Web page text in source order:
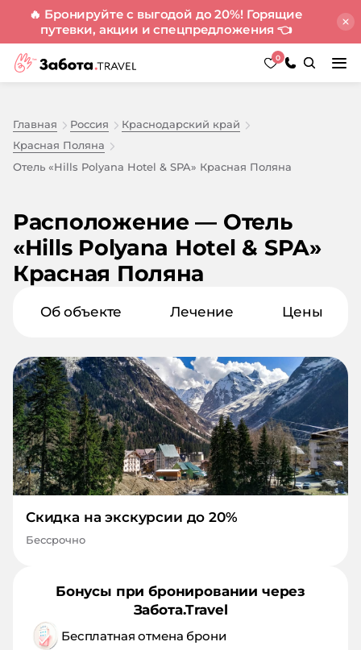
🔥 Бронируйте с выгодой до 20%! Горящие
путевки, акции и спецпредложения 👈
0
Главная Россия
Краснодарский край
Красная Поляна
Отель «Hills Polyana Hotel & SPA» Красная Поляна
Расположение — Отель
«Hills Polyana Hotel & SPA»
Красная Поляна
Об объекте Лечение Цены
Скидка на экскурсии до 20%
Бессрочно
Бонусы при бронировании через
Забота.Travel
Бесплатная отмена брони